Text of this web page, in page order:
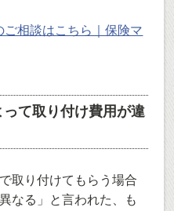
ご相談はこちら｜保険マ
て取り付け費用が違
取り付けてもらう場合
なる」と言われた、も